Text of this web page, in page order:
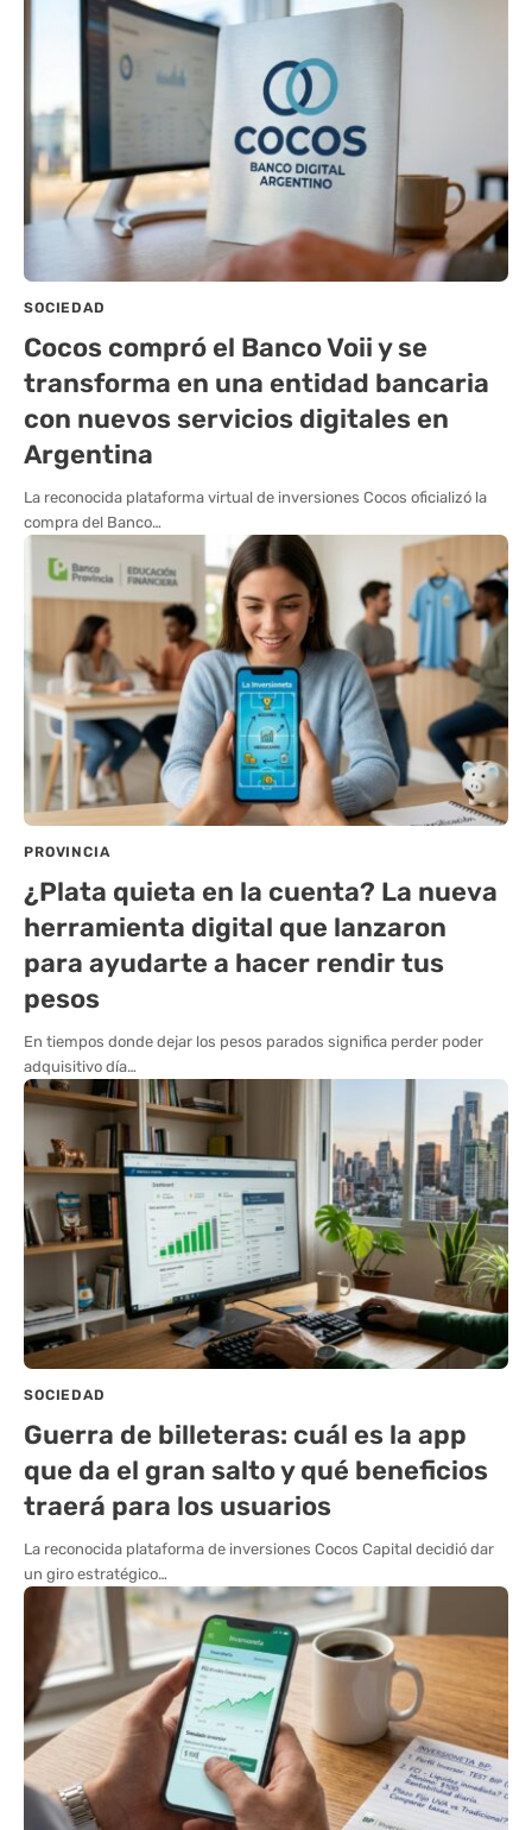
SOCIEDAD
Cocos compró el Banco Voii y se
transforma en una entidad bancaria
con nuevos servicios digitales en
Argentina
La reconocida plataforma virtual de inversiones Cocos oficializó la
compra del Banco…
PROVINCIA
¿Plata quieta en la cuenta? La nueva
herramienta digital que lanzaron
para ayudarte a hacer rendir tus
pesos
En tiempos donde dejar los pesos parados significa perder poder
adquisitivo día…
SOCIEDAD
Guerra de billeteras: cuál es la app
que da el gran salto y qué beneficios
traerá para los usuarios
La reconocida plataforma de inversiones Cocos Capital decidió dar
un giro estratégico…